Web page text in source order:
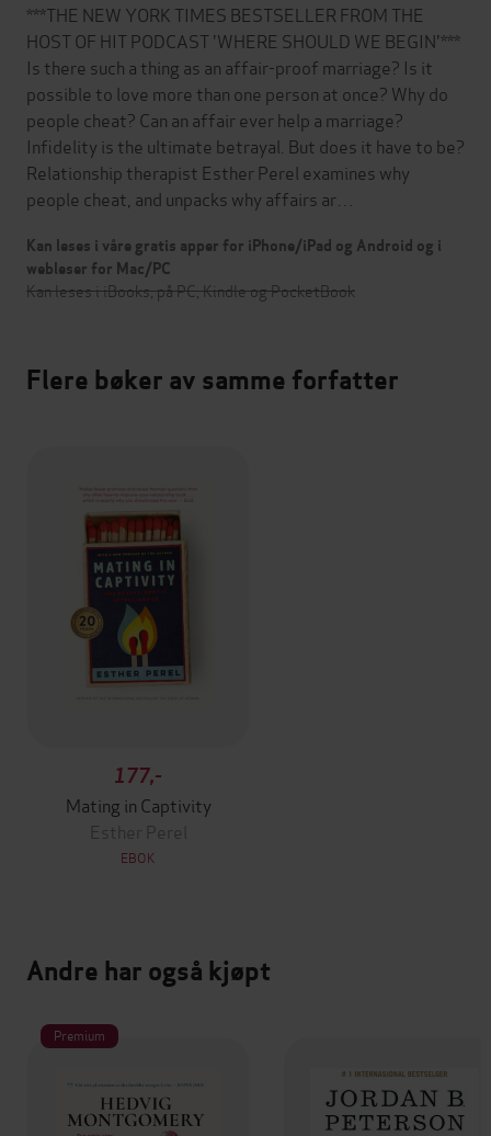
***THE NEW YORK TIMES BESTSELLER FROM THE
HOST OF HIT PODCAST 'WHERE SHOULD WE BEGIN'***
Is there such a thing as an affair-proof marriage? Is it
possible to love more than one person at once? Why do
people cheat? Can an affair ever help a marriage?
Infidelity is the ultimate betrayal. But does it have to be?
Relationship therapist Esther Perel examines why
people cheat, and unpacks why affairs ar…
Kan leses i våre gratis apper for iPhone/iPad og Android og i
webleser for Mac/PC
Kan leses i iBooks, på PC, Kindle og PocketBook
Flere bøker av samme forfatter
177,-
Mating in Captivity
Esther Perel
EBOK
Andre har også kjøpt
Premium